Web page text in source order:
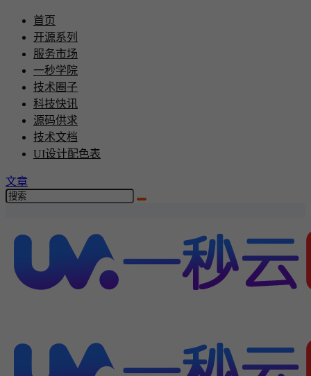
首页
开源系列
服务市场
一秒学院
技术圈子
科技快讯
源码供求
技术文档
UI设计配色表
文章